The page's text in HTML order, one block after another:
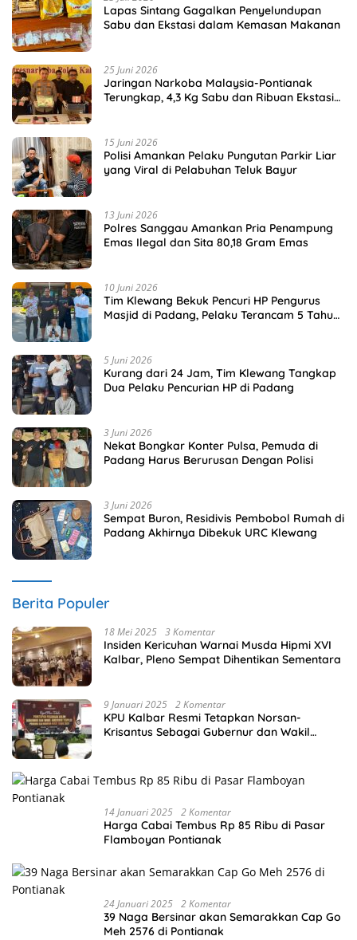
Lapas Sintang Gagalkan Penyelundupan
Sabu dan Ekstasi dalam Kemasan Makanan
25 Juni 2026
Jaringan Narkoba Malaysia-Pontianak
Terungkap, 4,3 Kg Sabu dan Ribuan Ekstasi
15 Juni 2026
Polisi Amankan Pelaku Pungutan Parkir Liar
yang Viral di Pelabuhan Teluk Bayur
13 Juni 2026
Polres Sanggau Amankan Pria Penampung
Emas Ilegal dan Sita 80,18 Gram Emas
10 Juni 2026
Tim Klewang Bekuk Pencuri HP Pengurus
Masjid di Padang, Pelaku Terancam 5 Tahun
5 Juni 2026
Kurang dari 24 Jam, Tim Klewang Tangkap
Dua Pelaku Pencurian HP di Padang
3 Juni 2026
Nekat Bongkar Konter Pulsa, Pemuda di
Padang Harus Berurusan Dengan Polisi
3 Juni 2026
Sempat Buron, Residivis Pembobol Rumah di
Padang Akhirnya Dibekuk URC Klewang
Berita Populer
18 Mei 2025 3 Komentar
Insiden Kericuhan Warnai Musda Hipmi XVI
Kalbar, Pleno Sempat Dihentikan Sementara
9 Januari 2025 2 Komentar
KPU Kalbar Resmi Tetapkan Norsan-
Krisantus Sebagai Gubernur dan Wakil
14 Januari 2025 2 Komentar
Harga Cabai Tembus Rp 85 Ribu di Pasar
Flamboyan Pontianak
24 Januari 2025 2 Komentar
39 Naga Bersinar akan Semarakkan Cap Go
Meh 2576 di Pontianak